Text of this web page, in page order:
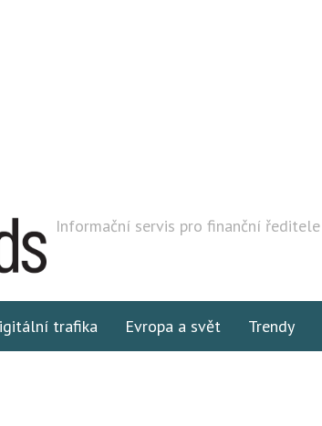
Informační servis pro finanční ředitele
trafika Evropa a svět Trendy